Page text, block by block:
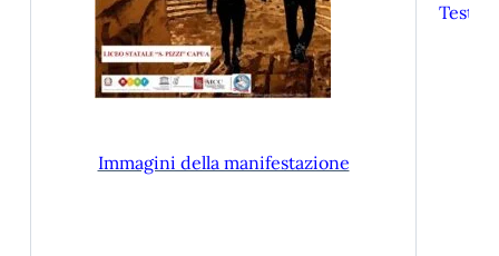
Immagini della manifestazione